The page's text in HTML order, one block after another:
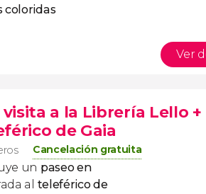
coloridas
Ver
a la Librería Lello +
de Gaia
Cancelación gratuita
un paseo en
al teleférico de